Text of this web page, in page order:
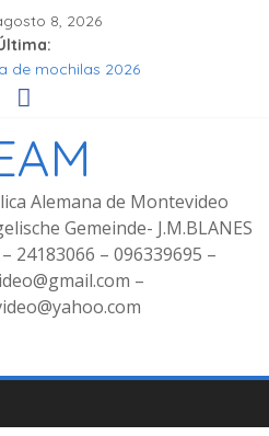
8, 2026
de mochilas 2026
bienvenida de grupo
Alemana de Montevideo
Gemeinde- J.M.BLANES
24183066 – 096339695 –
–